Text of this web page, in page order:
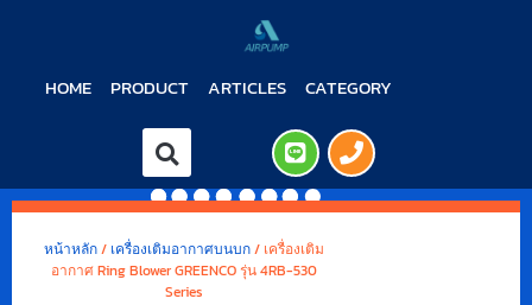
HOME PRODUCT ARTICLES CATEGORY
หน้าหลัก/ เครื่องเติมอากาศบนบก/ เครื่องเติม
อากาศ Ring Blower GREENCO รุ่น 4RB-530
Series